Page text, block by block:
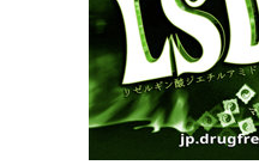
ダウンロー